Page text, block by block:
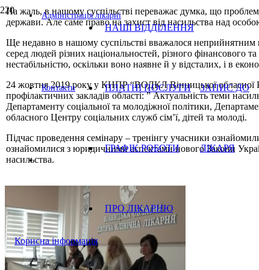
Адміністрація лікарні
Контакти
Корисна інформація
НАШІ ВІДДІЛЕННЯ
ПЛАТНІ ПОСЛУГИ
ГРАФІК РОБОТИ
ПРО ЛІКАРНЮ
ЗАПИС ДО
ЛІКАРЯ
На жаль, в нашому суспільстві переважає думка, що
держави. Але саме право на захист від насиль­ства над
Ще недавно в нашому суспільстві вважалося неприйнят­ним
серед людей різних національностей, різного фі­нансового
нестабільністю, оскільки воно наявне й у відсталих, і в
24 жовтня 2019 року у КНПР “ВОДКЛ Вінницької обласної
профілактичних закладів області: ” Актуальність теми
Департаменту соціальної та молодіжної політики,
обласного Центру соціальних служб сім’ї, дітей та молоді.
Підчас проведення семінару – тренінгу учасники
ознайомилися з юридичними аспектами нового Закони
насильства.